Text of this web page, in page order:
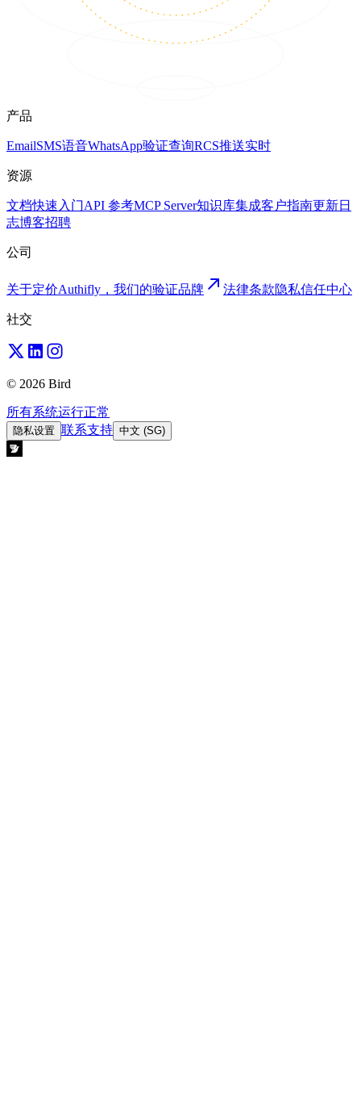
产品
EmailSMS语音WhatsApp验证查询RCS推送实时
资源
文档快速入门API 参考MCP Server知识库集成客户指南更新日
志博客招聘
公司
关于定价Authifly，我们的验证品牌 法律条款隐私信任中心
社交
© 2026 Bird
所有系统运行正常
隐私设置 联系支持 中文 (SG)